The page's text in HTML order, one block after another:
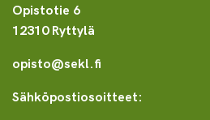
Opistotie 6
12310 Ryttylä
opisto@sekl.fi
Sähköpostiosoitteet: